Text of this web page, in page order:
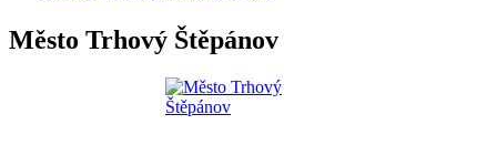
Město Trhový Štěpánov